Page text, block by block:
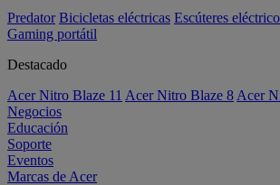
Predator Bicicletas eléctricas Escúteres
Gaming portátil
Destacado
Acer Nitro Blaze 11 Acer Nitro Blaze 8 Acer
Negocios
Educación
Soporte
Eventos
Marcas de Acer